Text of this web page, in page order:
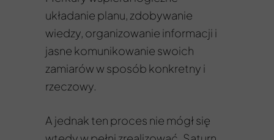
układanie planu, zdobywanie
wiedzy, organizowanie informacji i
jasne komunikowanie swoich
zamiarów w sposób konkretny i
rzeczowy.
A jednak ten proces nie mógł się